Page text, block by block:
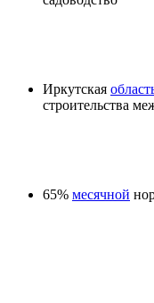
Иркутская
строительства
65% месячной